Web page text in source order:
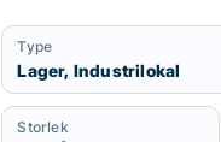
Type
Lager, Industrilokal
Storlek